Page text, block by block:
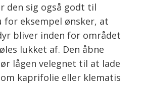
den sig også godt til
for eksempel ønsker, at
bliver inden for området
lukket af. Den åbne
lågen velegnet til at lade
kaprifolie eller klematis